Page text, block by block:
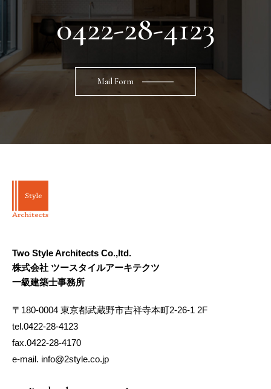
0422-28-4123
Mail Form
Two Style Architects Co.,ltd.
株式会社 ツースタイルアーキテクツ
一級建築士事務所
〒180-0004 東京都武蔵野市吉祥寺本町2-26-1 2F
tel.0422-28-4123
fax.0422-28-4170
e-mail. info@2style.co.jp